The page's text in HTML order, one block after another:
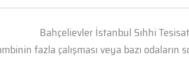
Bahçelievler İstanbul Sıhhi
fazla çalışması veya bazı